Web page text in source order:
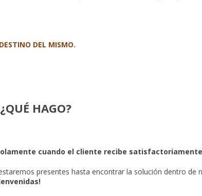
DEL MISMO.
HAGO?
cuando el cliente recibe
presentes hasta encontrar la solución dentro de